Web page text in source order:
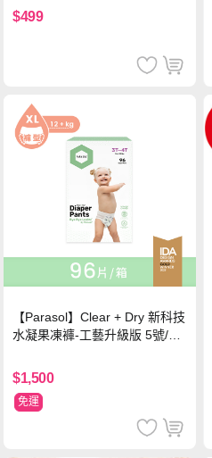
$499
【Parasol】Clear + Dry 新科技
水凝果凍褲-工藝升級版 5號/XL
$1,500
免運